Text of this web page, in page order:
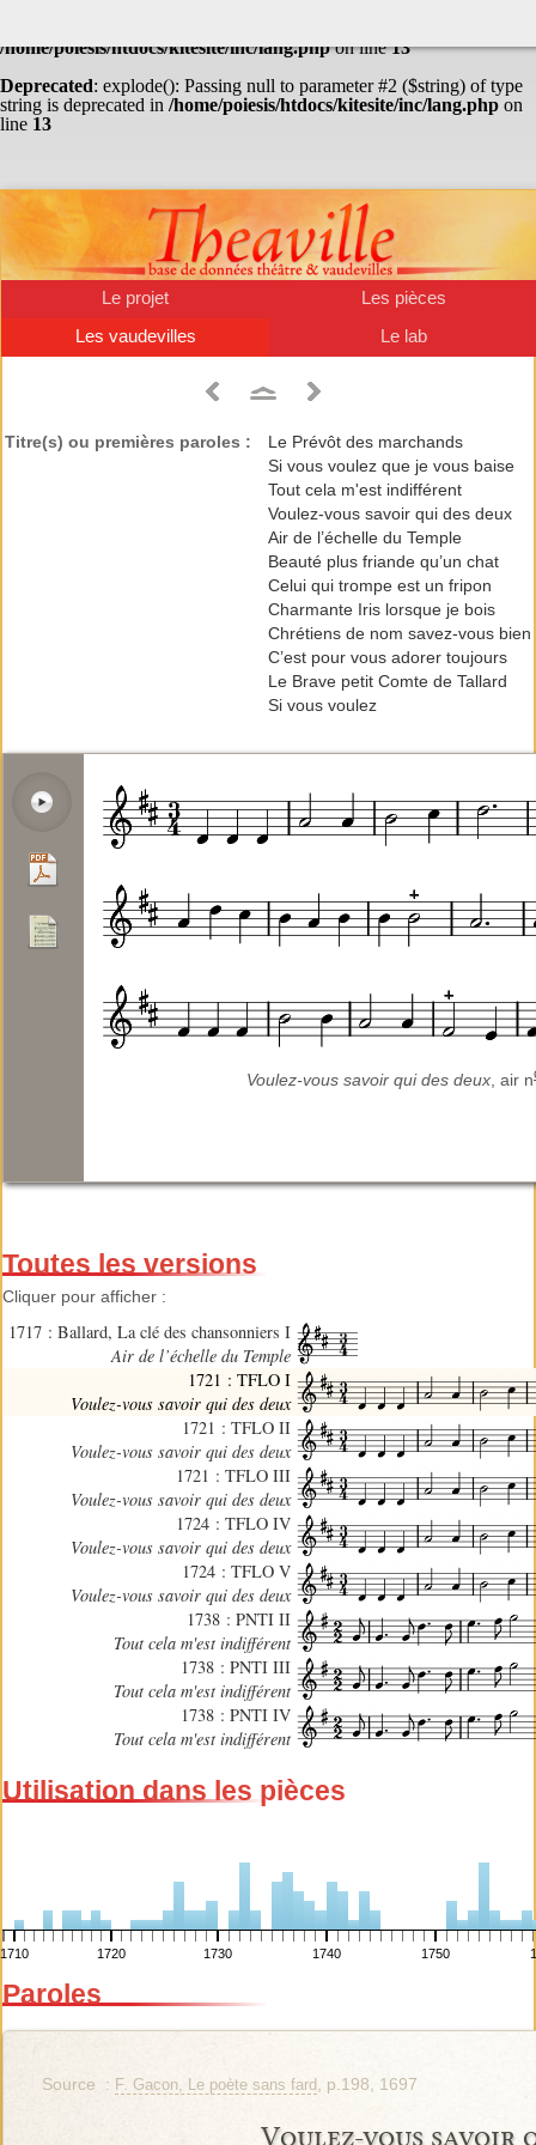
/home/poiesis/htdocs/kitesite/inc/lang.phpon line13
Deprecated: explode(): Passing null to parameter #2 ($string) of type
string is deprecated in /home/poiesis/htdocs/kitesite/inc/lang.php on
line 13
Le projet
Les pièces
Les vaudevilles
Le lab
Titre(s) ou premières paroles :
Le Prévôt des marchands
Si vous voulez que je vous baise
Tout cela m'est indifférent
Voulez-vous savoir qui des deux
Air de l’échelle du Temple
Beauté plus friande qu’un chat
Celui qui trompe est un fripon
Charmante Iris lorsque je bois
Chrétiens de nom savez-vous bien
C’est pour vous adorer toujours
Le Brave petit Comte de Tallard
Si vous voulez
Voulez-vous savoir qui des deux , air n
Toutes les versions
Cliquer pour afficher :
1717 : Ballard, La clé des chansonniers I
Air de l’échelle du Temple
1721 : TFLO I
Voulez-vous savoir qui des deux
1721 : TFLO II
Voulez-vous savoir qui des deux
1721 : TFLO III
Voulez-vous savoir qui des deux
1724 : TFLO IV
Voulez-vous savoir qui des deux
1724 : TFLO V
Voulez-vous savoir qui des deux
1738 : PNTI II
Tout cela m'est indifférent
1738 : PNTI III
Tout cela m'est indifférent
1738 : PNTI IV
Tout cela m'est indifférent
Utilisation dans les pièces
1710 1720 1730 1740 1750
Paroles
Source : F. Gacon, Le poète sans fard , p.198, 1697
Voulez-vous savoir